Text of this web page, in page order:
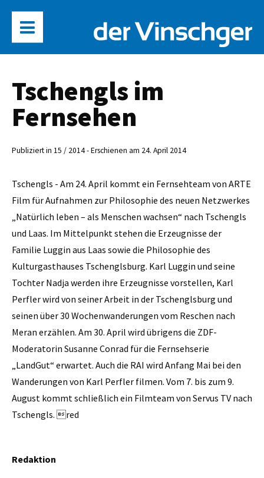
Tschengls im
Fernsehen
Publiziert in 15 / 2014 - Erschienen am 24. April 2014
Tschengls - Am 24. April kommt ein Fernsehteam von ARTE
Film für Aufnahmen zur Philosophie des neuen Netzwerkes
„Natürlich leben – als Menschen wachsen“ nach Tschengls
und Laas. Im Mittelpunkt stehen die Erzeugnisse der
Familie Luggin aus Laas sowie die Philosophie des
Kulturgasthauses Tschenglsburg. Karl Luggin und seine
Tochter Nadja werden ihre Erzeugnisse vorstellen, Karl
Perfler wird von seiner Arbeit in der Tschenglsburg und
seinen über 30 Wochenwanderungen vom Reschen nach
Meran erzählen. Am 30. April wird übrigens die ZDF-
Moderatorin Susanne Conrad für die Fernsehserie
„LandGut“ erwartet. Auch die RAI wird Anfang Mai bei den
Wanderungen von Karl Perfler filmen. Vom 7. bis zum 9.
August kommt schließlich ein Filmteam von Servus TV nach
Tschengls. red
Redaktion